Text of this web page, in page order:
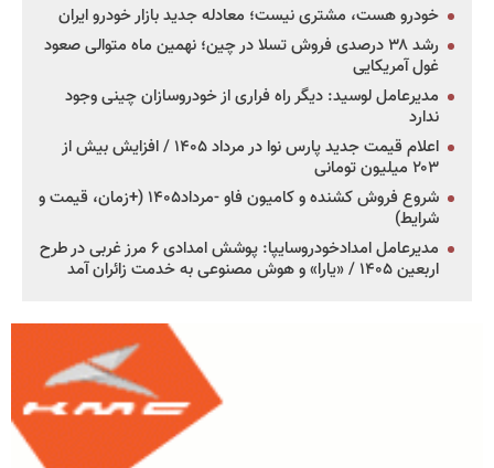
خودرو هست، مشتری نیست؛ معادله جدید بازار خودرو ایران
رشد ۳۸ درصدی فروش تسلا در چین؛ نهمین ماه متوالی صعود
غول آمریکایی
مدیرعامل لوسید: دیگر راه فراری از خودروسازان چینی وجود
ندارد
اعلام قیمت جدید پارس نوا در مرداد ۱۴۰۵ / افزایش بیش از
۲۰۳ میلیون تومانی
شروع فروش کشنده و کامیون فاو -مرداد۱۴۰۵ (+زمان، قیمت و
شرایط)
مدیرعامل امدادخودروسایپا: پوشش امدادی ۶ مرز غربی در طرح
اربعین ۱۴۰۵ / «یارا» و هوش مصنوعی به خدمت زائران آمد